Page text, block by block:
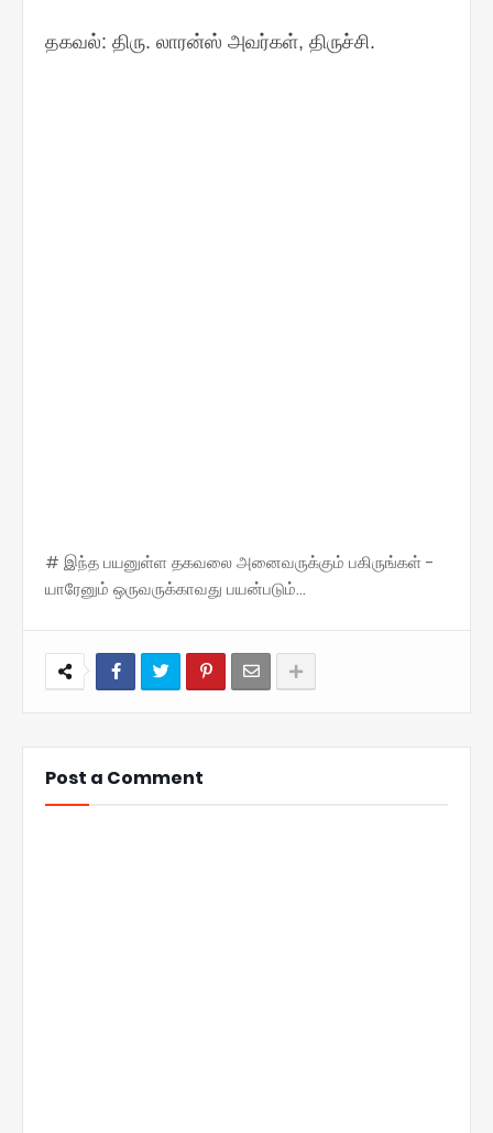
தகவல்: திரு. லாரன்ஸ் அவர்கள், திருச்சி.
# இந்த பயனுள்ள தகவலை அனைவருக்கும் பகிருங்கள் -
யாரேனும் ஒருவருக்காவது பயன்படும்...
Post a Comment